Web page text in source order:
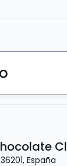
36201, España